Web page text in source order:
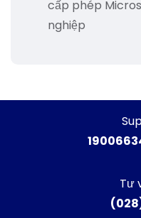
cấp phép
nghiệp
Tư